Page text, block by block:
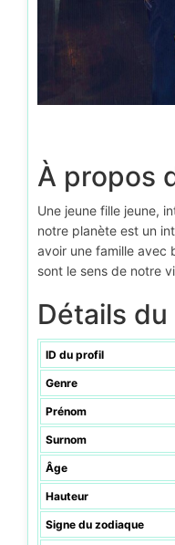
À propos
Une jeune fille jeune,
notre planète est un
avoir une famille avec
sont le sens de notre
Détails
ID du profil
Genre
Prénom
Surnom
Âge
Hauteur
Signe du zodiaque